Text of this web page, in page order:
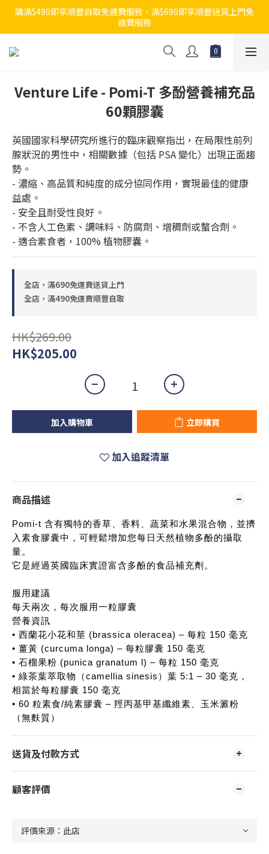
購滿$490即享順豐自取免運費服務，滿$690即享順豐送貨上門免
運費服務
Venture Life - Pomi-T 多酚營養補充品
60顆膠囊
英國國家科學研究所進行的臨床觀察指出，在局限性前列
腺狀況的男性中，相關數據（包括 PSA 變化）出現正面趨
勢。
- 濃縮、高品質和純度的成分協同作用，實現最佳的健康
益處。
- 安全且耐受性良好。
- 不含人工色素、調味料、防腐劑、增稠劑或螯合劑。
- 適合素食者，100% 植物膠囊。
全店，滿690免運費送貨上門
全店，滿490免運費順豐自取
HK$269.00
HK$205.00
加入購物車 立即購買
加入追蹤清單
商品描述
Pomi-t 含有獨特的香草、香料、蔬菜和水果混合物，並擠
入素食膠囊中，可輕鬆增加您每日天然植物多酚的攝取
量。
它是經過英國臨床實證富含多酚的食品補充劑。
服用建議
每天兩次，每次服用一粒膠囊
營養資訊
• 西蘭花小花和莖 (brassica oleracea) – 每粒 150 毫克
• 薑黃 (curcuma longa) – 每粒膠囊 150 毫克
• 石榴果粉 (punica granatum l) – 每粒 150 毫克
• 綠茶葉萃取物（camellia sinesis）葉 5:1 – 30 毫克，
相當於每粒膠囊 150 毫克
• 60 粒素食/純素膠囊 – 羥丙基甲基纖維素、玉米澱粉
（無麩質）
送貨及付款方式
顧客評價